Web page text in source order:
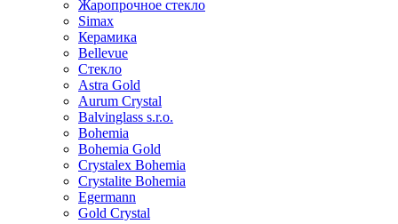
Жаропрочное стекло
Simax
Керамика
Bellevue
Стекло
Astra Gold
Aurum Crystal
Balvinglass s.r.o.
Bohemia
Bohemia Gold
Crystalex Bohemia
Crystalite Bohemia
Egermann
Gold Crystal